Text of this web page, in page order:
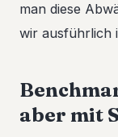
man diese
wir ausführlich
aber mit